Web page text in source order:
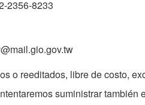
2356-8233
o reeditados, libre de costo,
suministrar también